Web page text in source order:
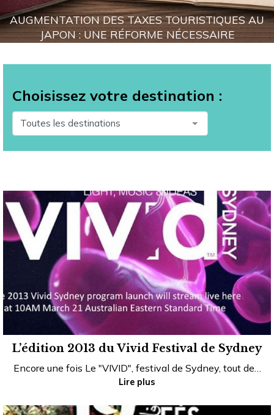
AUGMENTATION DES TAXES TOURISTIQUES AU
JAPON : UNE RÉFORME NÉCESSAIRE
Choisissez votre destination :
L’édition 2013 du Vivid Festival de Sydney
Encore une fois Le "VIVID", festival de Sydney, tout de…
Lire plus